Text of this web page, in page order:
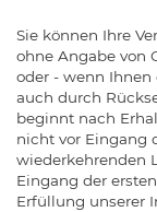
Sie können Ihre
ohne Angabe von
oder - wenn Ihnen
auch durch
beginnt nach
nicht vor Eingang
wiederkehrenden
Eingang der
Erfüllung unserer